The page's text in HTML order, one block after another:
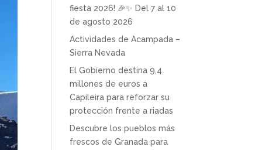
fiesta 2026! 🎉✨ Del 7 al 10
de agosto 2026
Actividades de Acampada –
Sierra Nevada
El Gobierno destina 9,4
millones de euros a
Capileira para reforzar su
protección frente a riadas
Descubre los pueblos más
frescos de Granada para